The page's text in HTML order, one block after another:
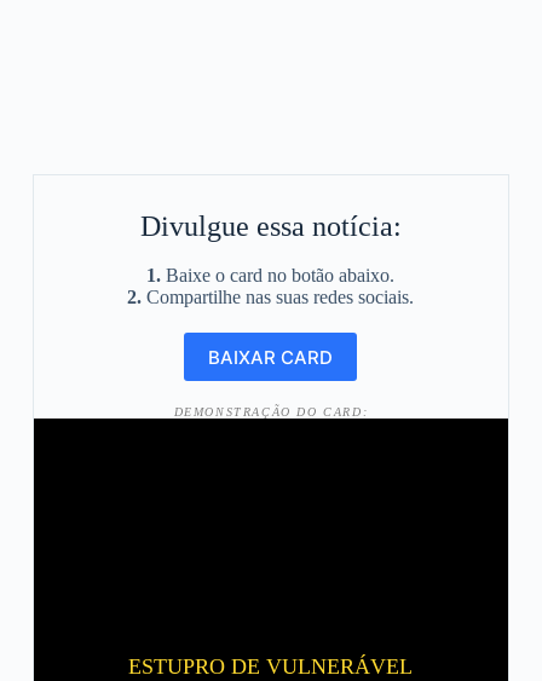
Divulgue essa notícia:
1. Baixe o card no botão abaixo.
2. Compartilhe nas suas redes sociais.
DEMONSTRAÇÃO DO CARD:
ESTUPRO DE VULNERÁVEL